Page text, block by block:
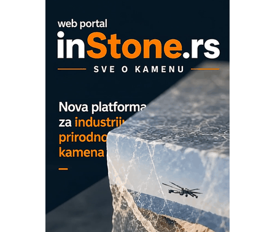
EVOKS Maintenance Management
ROSA i SCHUNK podižu proizvodnju
na viši nivo
Detekcija različitih oblika
MAREX - Lim i mašine za savremena